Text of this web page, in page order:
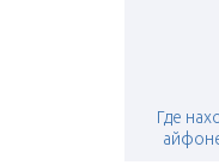
Где